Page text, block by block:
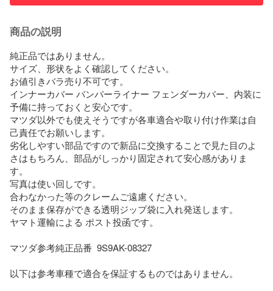
商品の説明
純正品ではありません。
サイズ、形状をよく確認してください。
お値引きバラ売り不可です。
インナーカバー バンパーライナー フェンダーカバー、内装に
予備に持っておくと安心です。
マツダ以外でも使えそうですが各車適合や取り付け作業は自
己責任でお願いします。
劣化しやすい部品ですので新品に交換することで見た目のよ
さはもちろん、部品がしっかり固定されて安心感がありま
す。
写真は使い回しです。
合わなかった等のクレームご遠慮ください。
そのまま保存ができる透明ジップ袋に入れ発送します。
ヤマト運輸による ポスト投函です。
マツダ参考純正品番  9S9AK-08327
以下は参考車種で適合を保証するものではありません。